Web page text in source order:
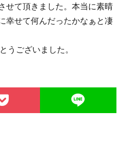
せて頂きました。本当に素晴
幸せて何んだったかなぁと凄
うございました。